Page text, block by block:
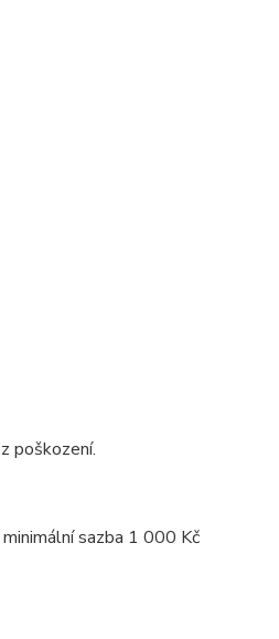
poškození.
sazba 1 000 Kč